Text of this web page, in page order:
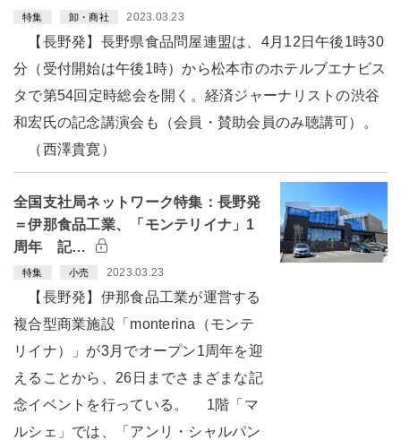
特集 卸・商社 2023.03.23
【長野発】長野県食品問屋連盟は、4月12日午後1時30
分（受付開始は午後1時）から松本市のホテルブエナビス
タで第54回定時総会を開く。経済ジャーナリストの渋谷
和宏氏の記念講演会も（会員・賛助会員のみ聴講可）。
（西澤貴寛）
全国支社局ネットワーク特集：長野発
＝伊那食品工業、「モンテリイナ」1
周年 記…
特集 小売 2023.03.23
【長野発】伊那食品工業が運営する
複合型商業施設「monterina（モンテ
リイナ）」が3月でオープン1周年を迎
えることから、26日までさまざまな記
念イベントを行っている。 1階「マ
ルシェ」では、「アンリ・シャルパン